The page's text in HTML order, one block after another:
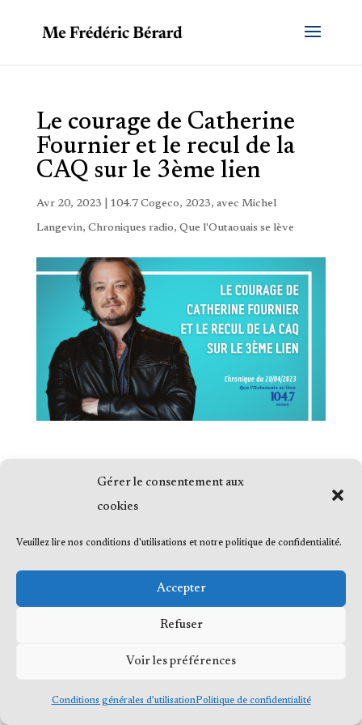
Gérer le consentement aux
cookies
Veuillez lire nos conditions d'utilisations et notre politique de confidentialité.
Accepter
Refuser
Voir les préférences
Conditions générales d’utilisationPolitique de confidentialité
Le courage de Catherine
Fournier et le recul de la
CAQ sur le 3ème lien
Avr 20, 2023 104.7 Cogeco, 2023, avec Michel
Langevin, Chroniques radio, Que l'Outaouais se lève
réservés